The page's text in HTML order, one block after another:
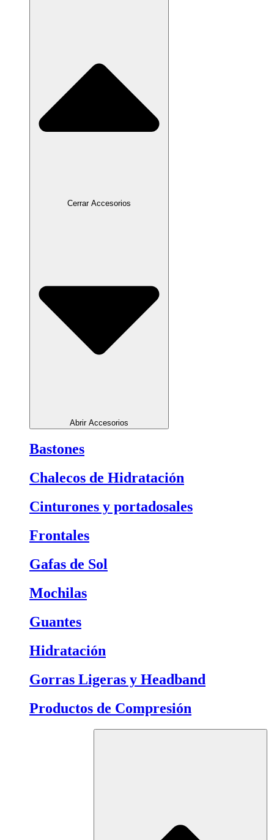
Cerrar Accesorios
Abrir Accesorios
Bastones
Chalecos de Hidratación
Cinturones y portadosales
Frontales
Gafas de Sol
Mochilas
Guantes
Hidratación
Gorras Ligeras y Headband
Productos de Compresión